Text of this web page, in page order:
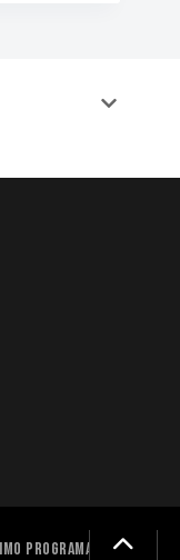
|
programa não definido